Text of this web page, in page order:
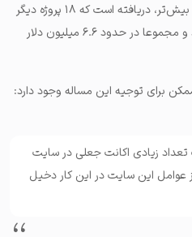
تیم SaTT مدعی است که با بررسی بیش‌تر، دریافته است که ۱۸ پروژه دیگر
نیز به سرنوشتی مشابه دچار شده‌اند و مجموعا در حدود ۶.۶ میلیون دلار
ممکن برای توجیه این مساله وجود دارد:
زیادی اکانت جعلی در سایت
عوامل این سایت در این کار دخیل